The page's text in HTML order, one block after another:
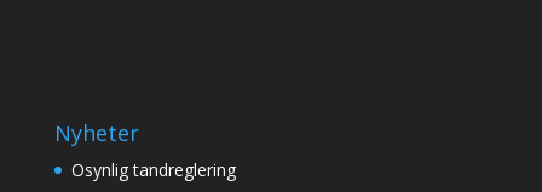
Nyheter
Osynlig tandreglering